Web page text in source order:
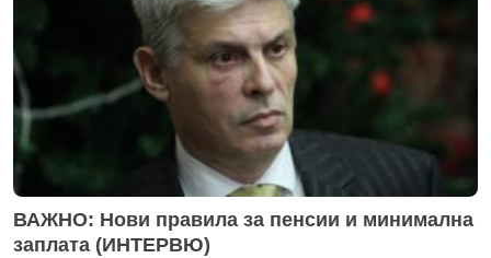
ВАЖНО: Нови правила за пенсии и минимална
заплата (ИНТЕРВЮ)